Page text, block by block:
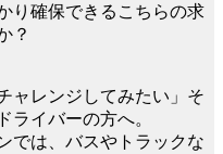
り確保できるこちらの求
？
ャレンジしてみたい」そ
ライバーの方へ。
では、バスやトラックな